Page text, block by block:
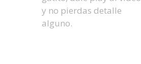
y no pierdas detalle
alguno.